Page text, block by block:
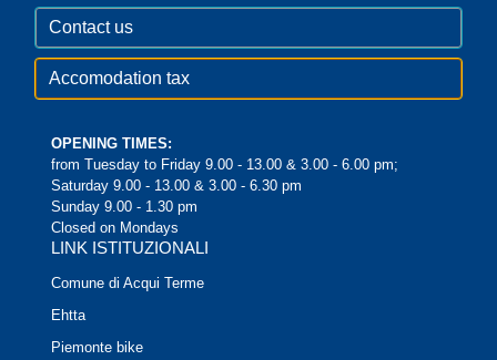
Contact us
Accomodation tax
OPENING TIMES:
from Tuesday to Friday 9.00 - 13.00 & 3.00 - 6.00 pm;
Saturday 9.00 - 13.00 & 3.00 - 6.30 pm
Sunday 9.00 - 1.30 pm
Closed on Mondays
LINK ISTITUZIONALI
Comune di Acqui Terme
Ehtta
Piemonte bike